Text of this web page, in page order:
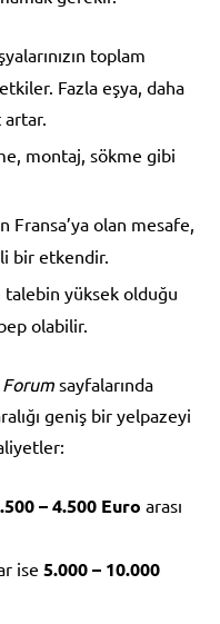
toplam
Fazla eşya, daha
montaj, sökme gibi
Fransa’ya olan mesafe,
bir etkendir.
yüksek olduğu
olabilir.
Forum sayfalarında
geniş bir yelpazeyi
– 4.500 Euro arası
ise 5.000 – 10.000